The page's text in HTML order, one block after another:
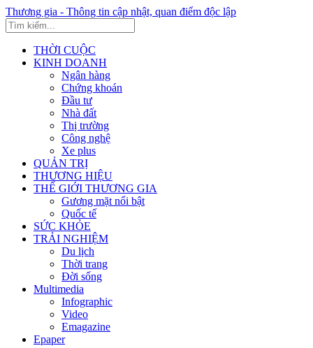
Thương gia - Thông tin cập nhật, quan điểm độc lập
THỜI CUỘC
KINH DOANH
Ngân hàng
Chứng khoán
Đầu tư
Nhà đất
Thị trường
Công nghệ
Xe plus
QUẢN TRỊ
THƯƠNG HIỆU
THẾ GIỚI THƯƠNG GIA
Gương mặt nổi bật
Quốc tế
SỨC KHỎE
TRẢI NGHIỆM
Du lịch
Thời trang
Đời sống
Multimedia
Infographic
Video
Emagazine
Epaper